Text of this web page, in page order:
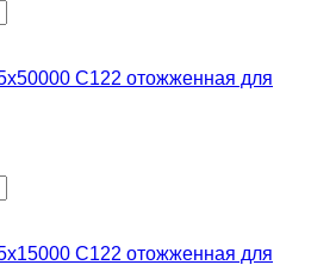
С122 отожженная для
С122 отожженная для